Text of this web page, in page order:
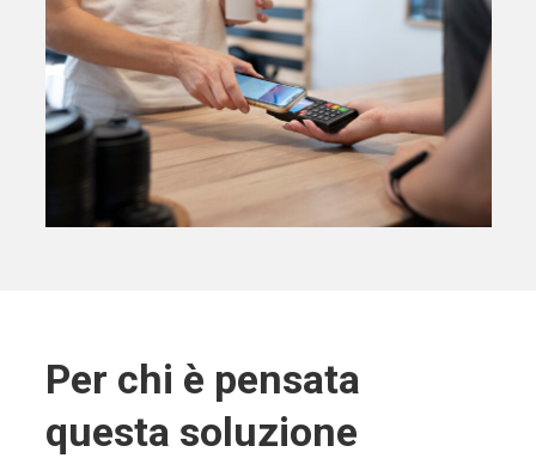
Per chi è pensata
questa soluzione